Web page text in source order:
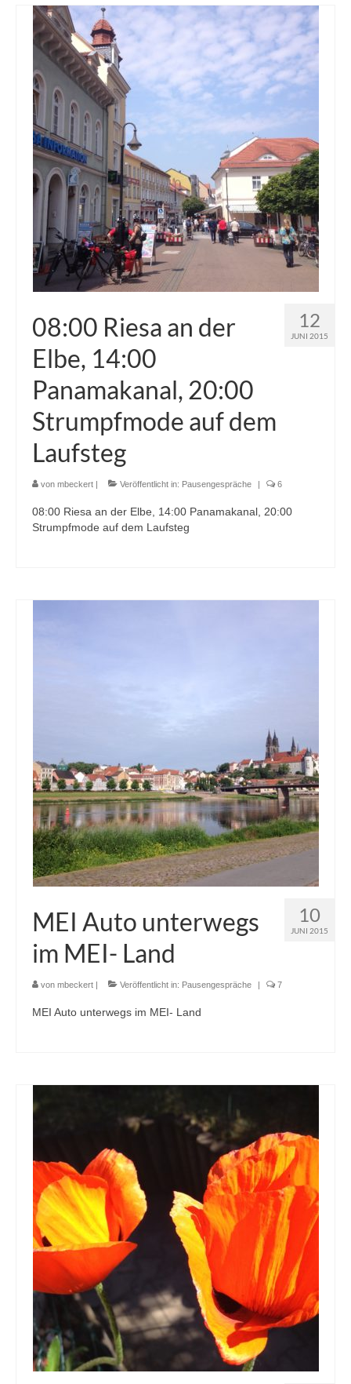
12
JUNI 2015
08:00 Riesa an der
Elbe, 14:00
Panamakanal, 20:00
Strumpfmode auf dem
Laufsteg
von mbeckert | Veröffentlicht in: Pausengespräche | 6
08:00 Riesa an der Elbe, 14:00 Panamakanal, 20:00
Strumpfmode auf dem Laufsteg
10
JUNI 2015
MEI Auto unterwegs
im MEI- Land
von mbeckert | Veröffentlicht in: Pausengespräche | 7
MEI Auto unterwegs im MEI- Land